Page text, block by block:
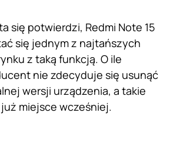
się potwierdzi, Redmi Note 15
się jednym z najtańszych
z taką funkcją. O ile
nie zdecyduje się usunąć
wersji urządzenia, a takie
miejsce wcześniej.